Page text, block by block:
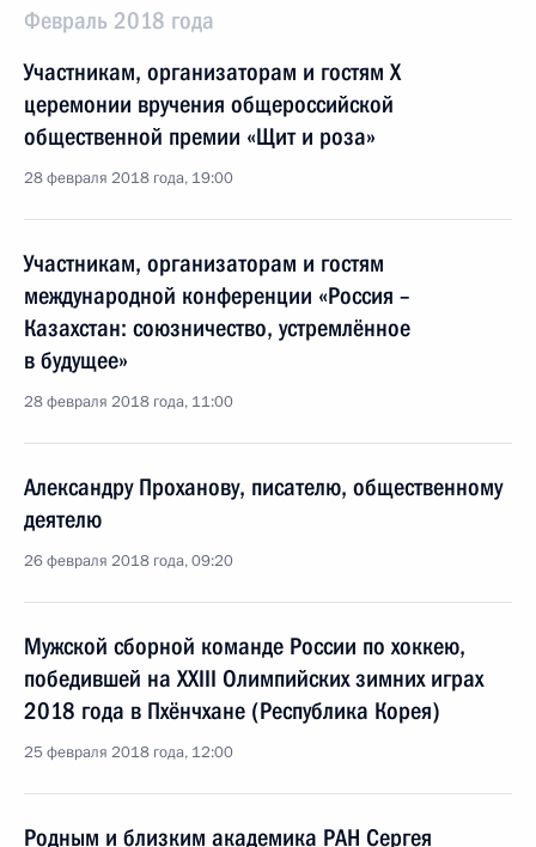
Февраль 2018 года
Участникам, организаторам и гостям X
церемонии вручения общероссийской
общественной премии «Щит и роза»
28 февраля 2018 года, 19:00
Участникам, организаторам и гостям
международной конференции «Россия –
Казахстан: союзничество, устремлённое
в будущее»
28 февраля 2018 года, 11:00
Александру Проханову, писателю, общественному
деятелю
26 февраля 2018 года, 09:20
Мужской сборной команде России по хоккею,
победившей на XXIII Олимпийских зимних играх
2018 года в Пхёнчхане (Республика Корея)
25 февраля 2018 года, 12:00
Родным и близким академика РАН Сергея